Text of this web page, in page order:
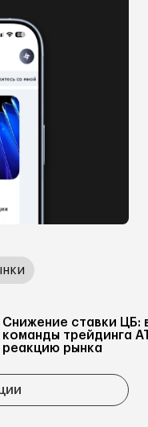
Снижение ставки ЦБ:
команды трейдинга
реакцию рынка